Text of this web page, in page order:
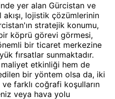
yer alan Gürcistan ve
lojistik çözümlerinin
stratejik konumu,
köprü görevi görmesi,
bir ticaret merkezine
fırsatlar sunmaktadır.
maliyet etkinliği hem de
bir yöntem olsa da, iki
farklı coğrafi koşulların
veya hava yolu